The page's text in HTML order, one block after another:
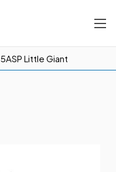
5ASP Little Giant